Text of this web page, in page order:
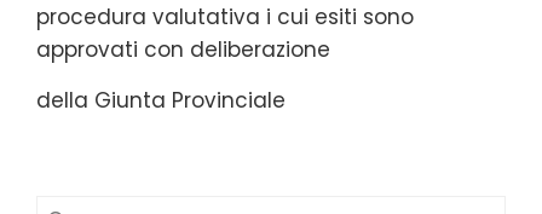
procedura valutativa i cui esiti sono
approvati con deliberazione
della Giunta Provinciale